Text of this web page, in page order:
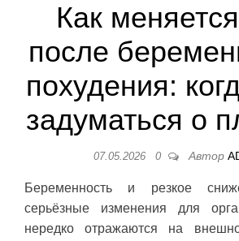
Как
после
похудения:
задуматься о
07.05.2026 0 Автор
Беременность и резкое
серьёзные изменения для
нередко отражаются на